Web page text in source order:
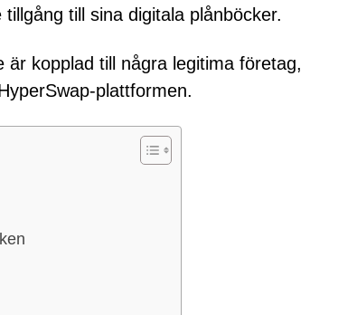
till sina digitala plånböcker.
kopplad till några legitima företag,
plattformen.